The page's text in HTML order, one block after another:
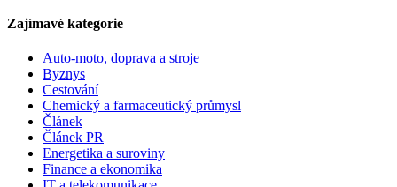
Zajímavé kategorie
Auto-moto, doprava a stroje
Byznys
Cestování
Chemický a farmaceutický průmysl
Článek
Článek PR
Energetika a suroviny
Finance a ekonomika